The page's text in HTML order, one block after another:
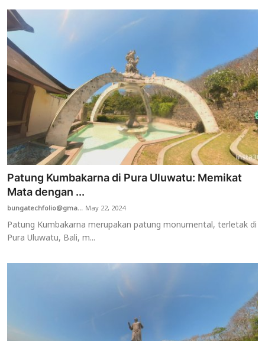
Patung Kumbakarna di Pura Uluwatu: Memikat
Mata dengan ...
bungatechfolio@gma... May 22, 2024
Patung Kumbakarna merupakan patung monumental, terletak di
Pura Uluwatu, Bali, m...